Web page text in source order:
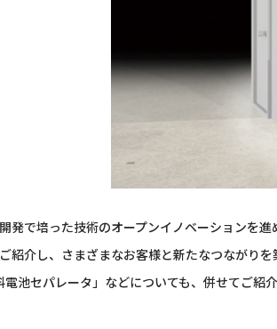
発で培った技術のオープンイノベーションを
紹介し、さまざまなお客様と新たなつながり
池セパレータ」などについても、併せてご紹介